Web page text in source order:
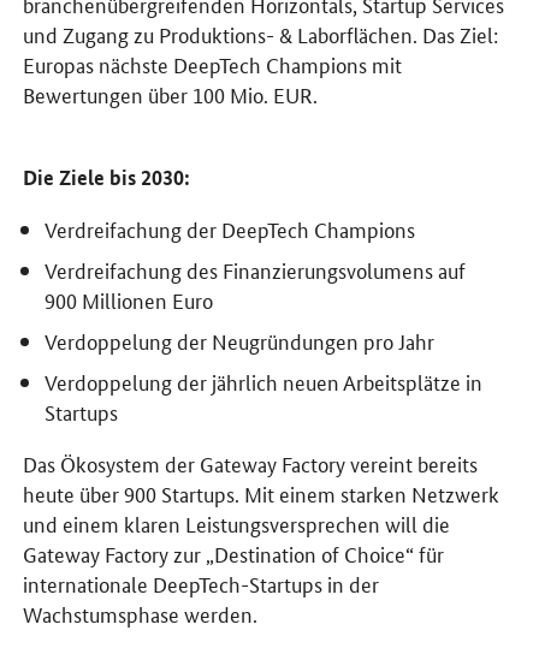
und Zugang zu Produktions- & Laborflächen. Das Ziel:
Europas nächste DeepTech Champions mit
Bewertungen über 100 Mio. EUR.
Die Ziele bis 2030:
Verdreifachung der DeepTech Champions
Verdreifachung des Finanzierungsvolumens auf
900 Millionen Euro
Verdoppelung der Neugründungen pro Jahr
Verdoppelung der jährlich neuen Arbeitsplätze in
Startups
Das Ökosystem der Gateway Factory vereint bereits
heute über 900 Startups. Mit einem starken Netzwerk
und einem klaren Leistungsversprechen will die
Gateway Factory zur „Destination of Choice“ für
internationale DeepTech-Startups in der
Wachstumsphase werden.